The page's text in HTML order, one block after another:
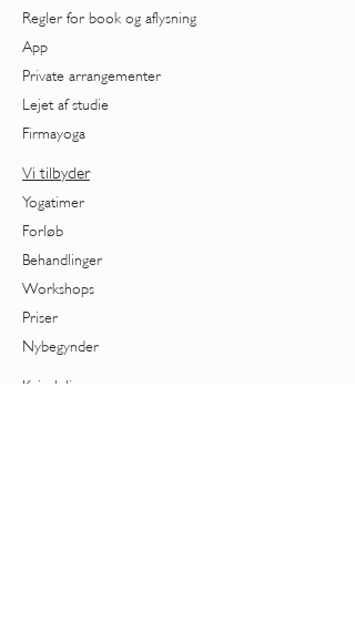
Regler for book og aflysning
App
Private arrangementer
Lejet af studie
Firmayoga
Vi tilbyder
Yogatimer
Forløb
Behandlinger
Workshops
Priser
Nybegynder
Kvindeliv